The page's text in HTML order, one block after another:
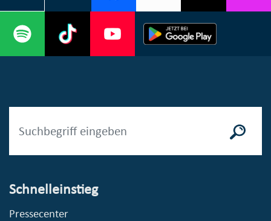
Schnelleinstieg
Pressecenter